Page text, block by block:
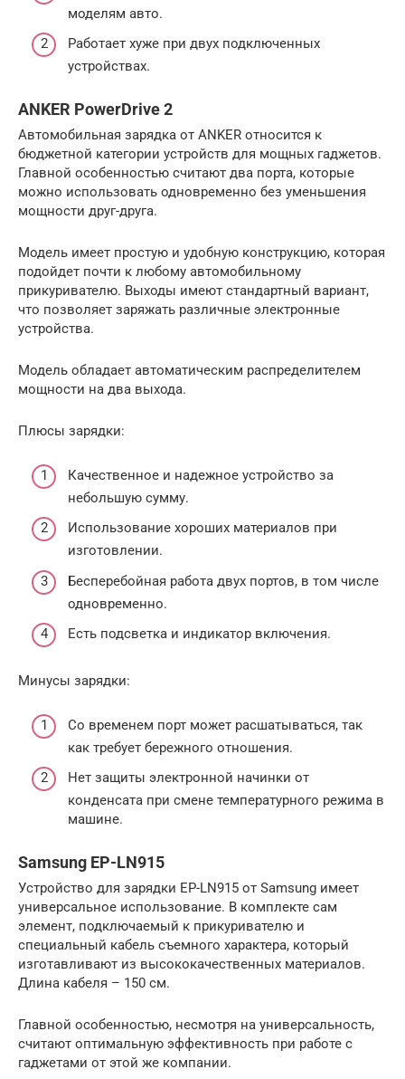
моделям авто.
Работает хуже при двух подключенных
устройствах.
ANKER PowerDrive 2
Автомобильная зарядка от ANKER относится к
бюджетной категории устройств для мощных гаджетов.
Главной особенностью считают два порта, которые
можно использовать одновременно без уменьшения
мощности друг-друга.
Модель имеет простую и удобную конструкцию, которая
подойдет почти к любому автомобильному
прикуривателю. Выходы имеют стандартный вариант,
что позволяет заряжать различные электронные
устройства.
Модель обладает автоматическим распределителем
мощности на два выхода.
Плюсы зарядки:
Качественное и надежное устройство за
небольшую сумму.
Использование хороших материалов при
изготовлении.
Бесперебойная работа двух портов, в том числе
одновременно.
Есть подсветка и индикатор включения.
Минусы зарядки:
Со временем порт может расшатываться, так
как требует бережного отношения.
Нет защиты электронной начинки от
конденсата при смене температурного режима в
машине.
Samsung EP-LN915
Устройство для зарядки EP-LN915 от Samsung имеет
универсальное использование. В комплекте сам
элемент, подключаемый к прикуривателю и
специальный кабель съемного характера, который
изготавливают из высококачественных материалов.
Длина кабеля – 150 см.
Главной особенностью, несмотря на универсальность,
считают оптимальную эффективность при работе с
гаджетами от этой же компании.